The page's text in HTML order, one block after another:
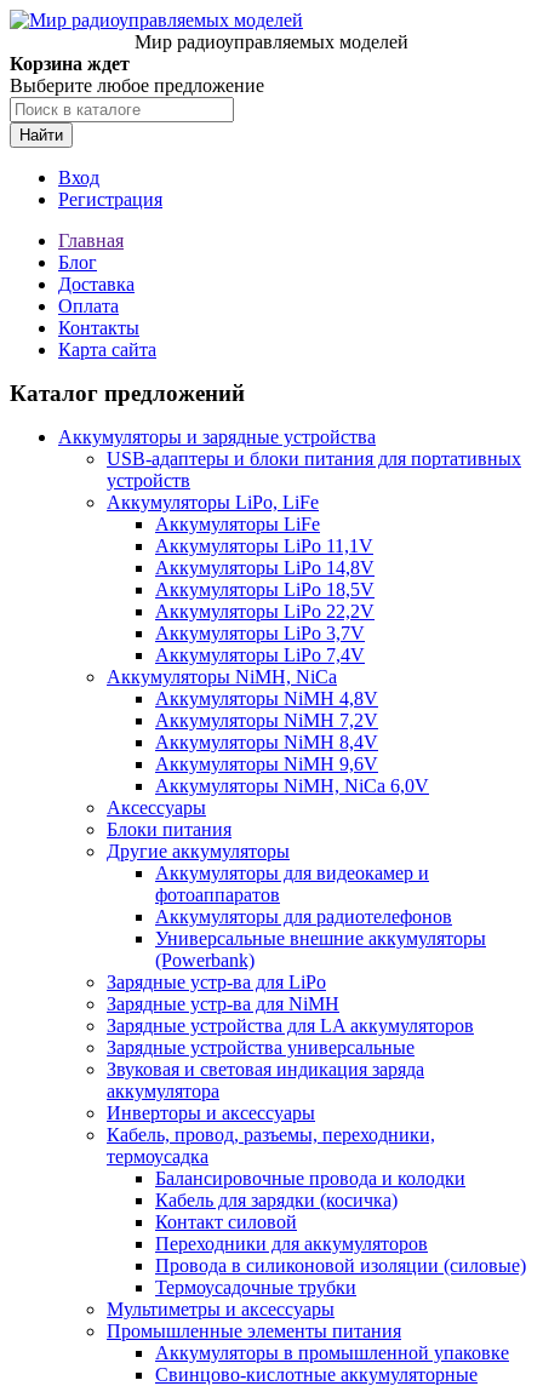
Мир радиоуправляемых моделей
Корзина ждет
Выберите любое предложение
Найти
Вход
Регистрация
Главная
Блог
Доставка
Оплата
Контакты
Карта сайта
Каталог предложений
Аккумуляторы и зарядные устройства
USB-адаптеры и блоки питания для портативных
устройств
Аккумуляторы LiPo, LiFe
Аккумуляторы LiFe
Аккумуляторы LiPo 11,1V
Аккумуляторы LiPo 14,8V
Аккумуляторы LiPo 18,5V
Аккумуляторы LiPo 22,2V
Аккумуляторы LiPo 3,7V
Аккумуляторы LiPo 7,4V
Аккумуляторы NiMH, NiCa
Аккумуляторы NiMH 4,8V
Аккумуляторы NiMH 7,2V
Аккумуляторы NiMH 8,4V
Аккумуляторы NiMH 9,6V
Аккумуляторы NiMH, NiCa 6,0V
Аксессуары
Блоки питания
Другие аккумуляторы
Аккумуляторы для видеокамер и
фотоаппаратов
Аккумуляторы для радиотелефонов
Универсальные внешние аккумуляторы
(Powerbank)
Зарядные устр-ва для LiPo
Зарядные устр-ва для NiMH
Зарядные устройства для LA аккумуляторов
Зарядные устройства универсальные
Звуковая и световая индикация заряда
аккумулятора
Инверторы и аксессуары
Кабель, провод, разъемы, переходники,
термоусадка
Балансировочные провода и колодки
Кабель для зарядки (косичка)
Контакт силовой
Переходники для аккумуляторов
Провода в силиконовой изоляции (силовые)
Термоусадочные трубки
Мультиметры и аксессуары
Промышленные элементы питания
Аккумуляторы в промышленной упаковке
Свинцово-кислотные аккумуляторные